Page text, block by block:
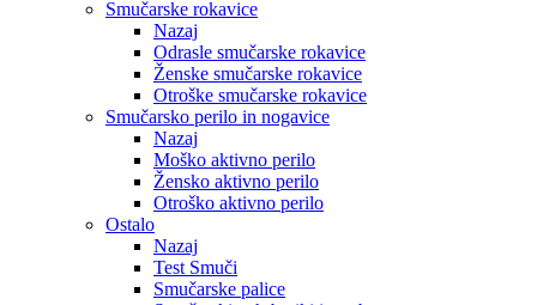
Smučarske rokavice
Nazaj
Odrasle smučarske rokavice
Ženske smučarske rokavice
Otroške smučarske rokavice
Smučarsko perilo in nogavice
Nazaj
Moško aktivno perilo
Žensko aktivno perilo
Otroško aktivno perilo
Ostalo
Nazaj
Test Smuči
Smučarske palice